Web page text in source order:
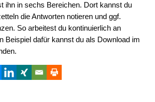
ihn in sechs Bereichen. Dort kannst du
die Antworten notieren und ggf.
So arbeitest du kontinuierlich an
Beispiel dafür kannst du als Download im